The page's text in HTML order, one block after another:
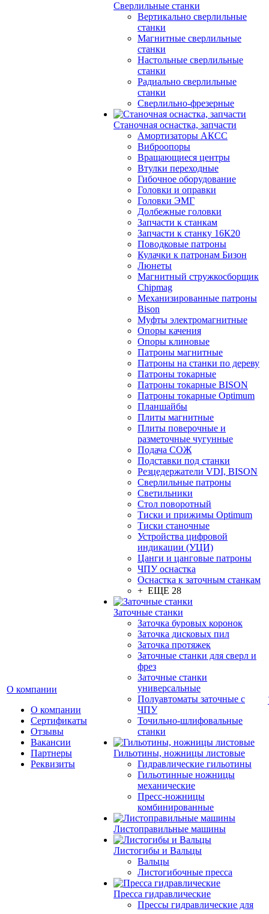
О компании
О компании
Сертификаты
Отзывы
Вакансии
Партнеры
Реквизиты
Сверлильные станки
Вертикально сверлильные
станки
Магнитные сверлильные
станки
Настольные сверлильные
станки
Радиально сверлильные
станки
Сверлильно-фрезерные
Станочная оснастка, запчасти
Амортизаторы АКСС
Виброопоры
Вращающиеся центры
Втулки переходные
Гибочное оборудование
Головки и оправки
Головки ЭМГ
Долбежные головки
Запчасти к станкам
Запчасти к станку 16К20
Поводковые патроны
Кулачки к патронам Бизон
Люнеты
Магнитный стружкосборщик
Chipmag
Механизированные патроны
Bison
Муфты электромагнитные
Опоры качения
Опоры клиновые
Патроны магнитные
Патроны на станки по дереву
Патроны токарные
Патроны токарные BISON
Патроны токарные Optimum
Планшайбы
Плиты магнитные
Плиты поверочные и
разметочные чугунные
Подача СОЖ
Подставки под станки
Резцедержатели VDI, BISON
Сверлильные патроны
Светильники
Стол поворотный
Тиски и прижимы Optimum
Тиски станочные
Устройства цифровой
индикации (УЦИ)
Цанги и цанговые патроны
ЧПУ оснастка
Оснастка к заточным станкам
+ ЕЩЕ 28
Заточные станки
Заточка буровых коронок
Заточка дисковых пил
Заточка протяжек
Заточные станки для сверл и
фрез
Заточные станки
универсальные
Полуавтоматы заточные с
ЧПУ
Точильно-шлифовальные
станки
Гильотины, ножницы листовые
Гидравлические гильотины
Гильотинные ножницы
механические
Пресс-ножницы
комбинированные
Листоправильные машины
Листогибы и Вальцы
Вальцы
Листогибочные пресса
Пресса гидравлические
Прессы гидравлические для